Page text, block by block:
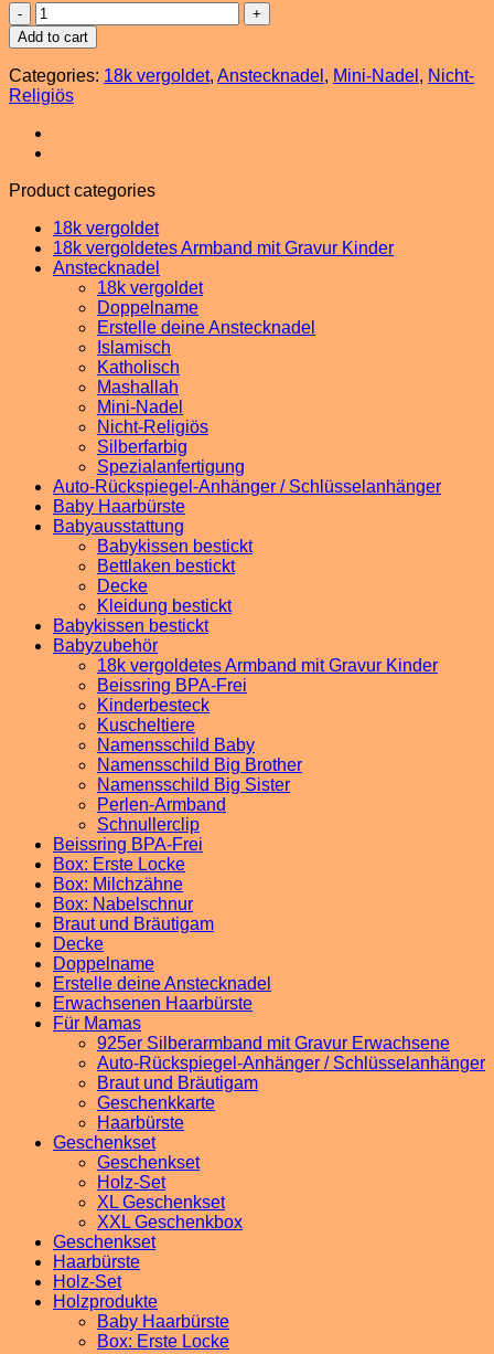
Mini
Anstecknadel
18k
vergoldet
Pferd,
Schmetterling
quantity
Add to cart
Categories: 18k vergoldet, Anstecknadel , Mini-Nadel , Nicht-
Religiös
Product categories
18k vergoldet
18k vergoldetes Armband mit Gravur Kinder
Anstecknadel
18k vergoldet
Doppelname
Erstelle deine Anstecknadel
Islamisch
Katholisch
Mashallah
Mini-Nadel
Nicht-Religiös
Silberfarbig
Spezialanfertigung
Auto-Rückspiegel-Anhänger / Schlüsselanhänger
Baby Haarbürste
Babyausstattung
Babykissen bestickt
Bettlaken bestickt
Decke
Kleidung bestickt
Babykissen bestickt
Babyzubehör
18k vergoldetes Armband mit Gravur Kinder
Beissring BPA-Frei
Kinderbesteck
Kuscheltiere
Namensschild Baby
Namensschild Big Brother
Namensschild Big Sister
Perlen-Armband
Schnullerclip
Beissring BPA-Frei
Box: Erste Locke
Box: Milchzähne
Box: Nabelschnur
Braut und Bräutigam
Decke
Doppelname
Erstelle deine Anstecknadel
Erwachsenen Haarbürste
Für Mamas
925er Silberarmband mit Gravur Erwachsene
Auto-Rückspiegel-Anhänger / Schlüsselanhänger
Braut und Bräutigam
Geschenkkarte
Haarbürste
Geschenkset
Geschenkset
Holz-Set
XL Geschenkset
XXL Geschenkbox
Geschenkset
Haarbürste
Holz-Set
Holzprodukte
Baby Haarbürste
Box: Erste Locke